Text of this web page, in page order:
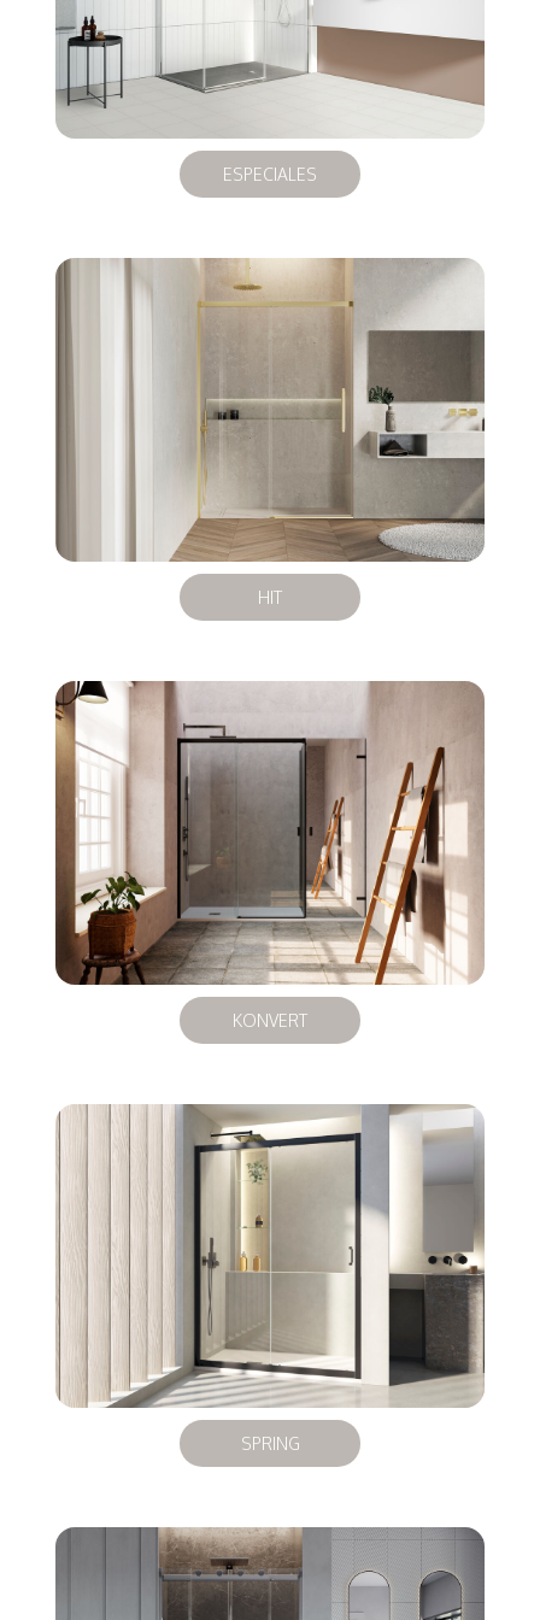
ESPECIALES
HIT
KONVERT
SPRING